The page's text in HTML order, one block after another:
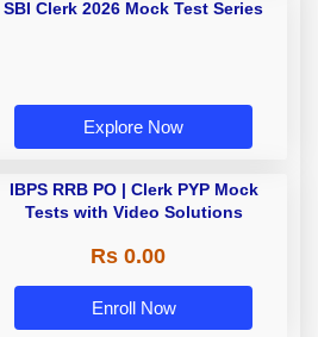
SBI Clerk 2026 Mock Test Series
Explore Now
IBPS RRB PO | Clerk PYP Mock
Tests with Video Solutions
Rs 0.00
Enroll Now